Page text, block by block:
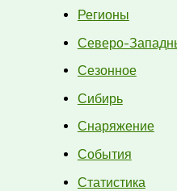
Регионы
Северо-
Сезонное
Сибирь
Снаряжение
События
Статистика